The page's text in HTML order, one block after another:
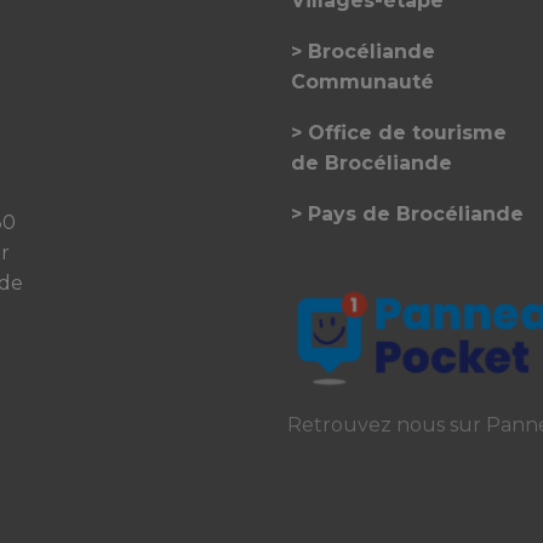
Brocéliande
Communauté
Office de tourisme
de Brocéliande
Pays de Brocéliande
Retrouvez nous sur